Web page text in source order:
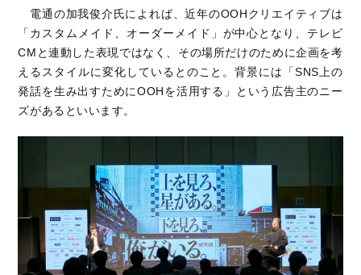
電通の加我俊介氏によれば、近年のOOHクリエイティブは
「カスタムメイド、オーダーメイド」が中心となり、テレビ
CMと連動した表現ではなく、その場所だけのために企画を考
えるスタイルに変化しているとのこと。背景には「SNS上の
発話を生み出すためにOOHを活用する」という広告主のニー
ズがあるといいます。